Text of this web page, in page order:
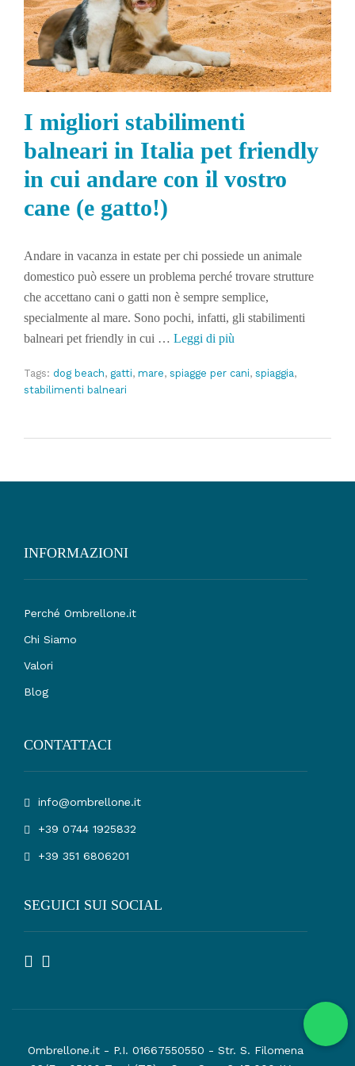
I migliori stabilimenti
balneari in Italia pet friendly
in cui andare con il vostro
cane (e gatto!)
Andare in vacanza in estate per chi possiede un animale
domestico può essere un problema perché trovare strutture
che accettano cani o gatti non è sempre semplice,
specialmente al mare. Sono pochi, infatti, gli stabilimenti
balneari pet friendly in cui … Leggi di più
Tags: dog beach, gatti, mare, spiagge per cani, spiaggia,
stabilimenti balneari
INFORMAZIONI
Perché Ombrellone.it
Chi Siamo
Valori
Blog
CONTATTACI
info@ombrellone.it
+39 0744 1925832
+39 351 6806201
SEGUICI SUI SOCIAL
Ombrellone.it - P.I. 01667550550 - Str. S. Filomena